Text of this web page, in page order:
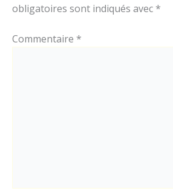
obligatoires sont indiqués avec *
Commentaire *